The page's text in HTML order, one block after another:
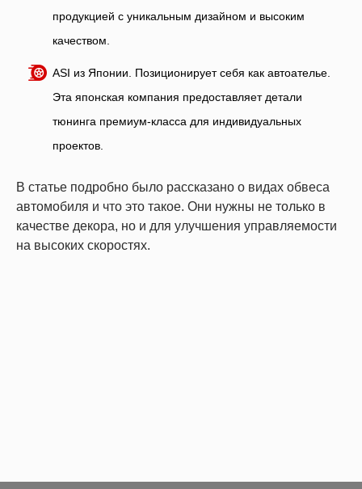
продукцией с уникальным дизайном и высоким
качеством.
ASI из Японии. Позиционирует себя как автоателье.
Эта японская компания предоставляет детали
тюнинга премиум-класса для индивидуальных
проектов.
В статье подробно было рассказано о видах обвеса
автомобиля и что это такое. Они нужны не только в
качестве декора, но и для улучшения управляемости
на высоких скоростях.